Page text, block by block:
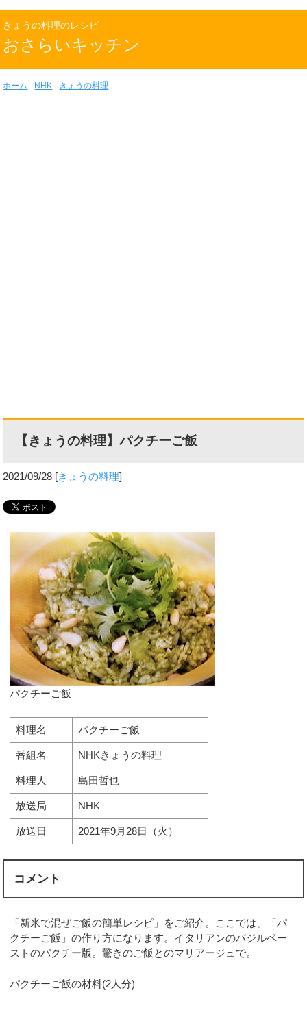
きょうの料理のレシピ
おさらいキッチン
ホーム - NHK - きょうの料理
【きょうの料理】パクチーご飯
2021/09/28 [きょうの料理]
パクチーご飯
料理名 パクチーご飯
番組名 NHKきょうの料理
料理人 島田哲也
放送局 NHK
放送日 2021年9月28日（火）
コメント
「新米で混ぜご飯の簡単レシピ」をご紹介。ここでは、「パ
クチーご飯」の作り方になります。イタリアンのバジルペー
ストのパクチー版。驚きのご飯とのマリアージュで。
パクチーご飯の材料(2人分)